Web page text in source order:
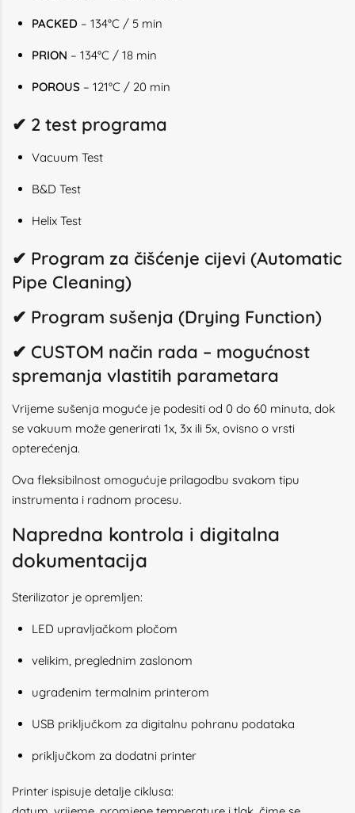
PACKED – 134°C / 5 min
PRION – 134°C / 18 min
POROUS – 121°C / 20 min
✔ 2 test programa
Vacuum Test
B&D Test
Helix Test
✔ Program za čišćenje cijevi (Automatic
Pipe Cleaning)
✔ Program sušenja (Drying Function)
✔ CUSTOM način rada – mogućnost
spremanja vlastitih parametara
Vrijeme sušenja moguće je podesiti od 0 do 60 minuta, dok
se vakuum može generirati 1x, 3x ili 5x, ovisno o vrsti
opterećenja.
Ova fleksibilnost omogućuje prilagodbu svakom tipu
instrumenta i radnom procesu.
Napredna kontrola i digitalna
dokumentacija
Sterilizator je opremljen:
LED upravljačkom pločom
velikim, preglednim zaslonom
ugrađenim termalnim printerom
USB priključkom za digitalnu pohranu podataka
priključkom za dodatni printer
Printer ispisuje detalje ciklusa: